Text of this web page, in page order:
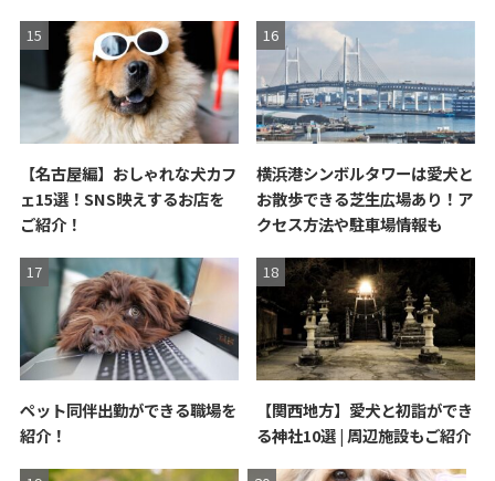
【名古屋編】おしゃれな犬カフ
ェ15選！SNS映えするお店を
ご紹介！
横浜港シンボルタワーは愛犬と
お散歩できる芝生広場あり！ア
クセス方法や駐車場情報も
ペット同伴出勤ができる職場を
紹介！
【関西地方】愛犬と初詣ができ
る神社10選 | 周辺施設もご紹介